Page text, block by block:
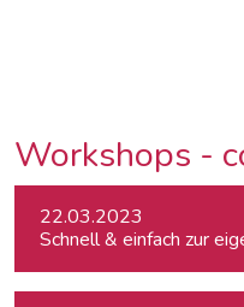
Workshops -
22.03.2023
Schnell & einfach zur